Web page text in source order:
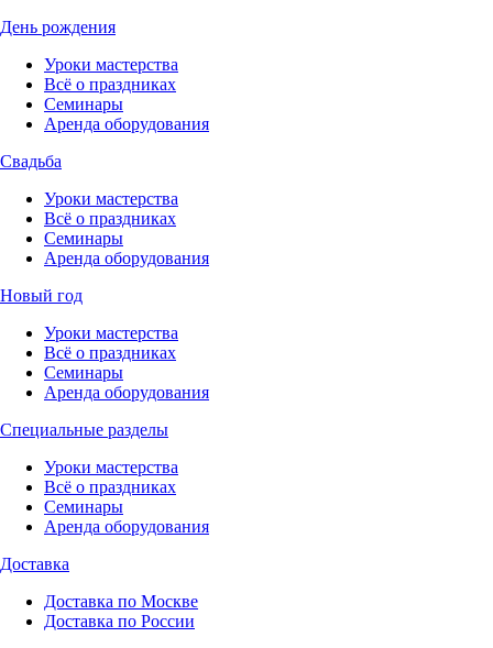
День рождения
Уроки мастерства
Всё о праздниках
Семинары
Аренда оборудования
Свадьба
Уроки мастерства
Всё о праздниках
Семинары
Аренда оборудования
Новый год
Уроки мастерства
Всё о праздниках
Семинары
Аренда оборудования
Специальные разделы
Уроки мастерства
Всё о праздниках
Семинары
Аренда оборудования
Доставка
Доставка по Москве
Доставка по России